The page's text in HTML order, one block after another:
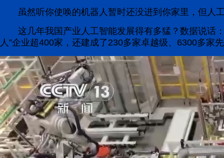
虽然听你使唤的机器人暂时还没进到你家里，但人
这几年我国产业人工智能发展得有多猛？数据说话
人”企业超400家，还建成了230多家卓越级、6300多家